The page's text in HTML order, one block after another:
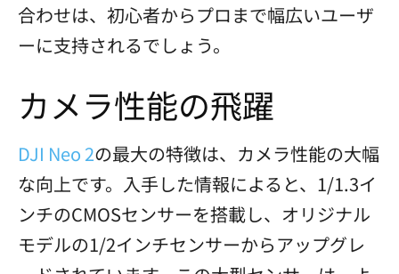
合わせは、初心者からプロまで幅広いユーザ
ーに支持されるでしょう。
カメラ性能の飛躍
DJI Neo 2の最大の特徴は、カメラ性能の大幅
な向上です。入手した情報によると、1/1.3イ
ンチのCMOSセンサーを搭載し、オリジナル
モデルの1/2インチセンサーからアップグレ